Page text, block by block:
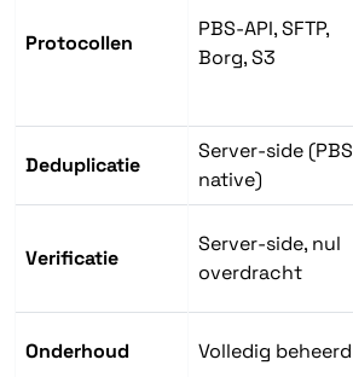
Protocollen
PBS-API, SFTP,
Borg, S3
Deduplicatie
Server-side (PBS
native)
Verificatie
Server-side, nul
overdracht
Onderhoud Volledig beheerd